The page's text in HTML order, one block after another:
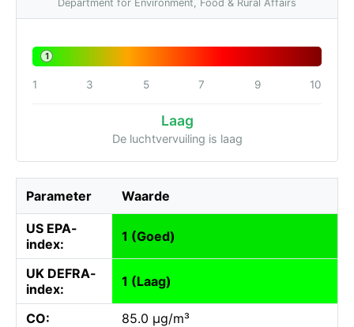
Department for Environment, Food & Rural Affairs
1
1 3 5 7 9 10
Laag
De luchtvervuiling is laag
Parameter Waarde
US EPA-
index:
1 (Goed)
UK DEFRA-
index:
1 (Laag)
CO:
85.0 µg/m³